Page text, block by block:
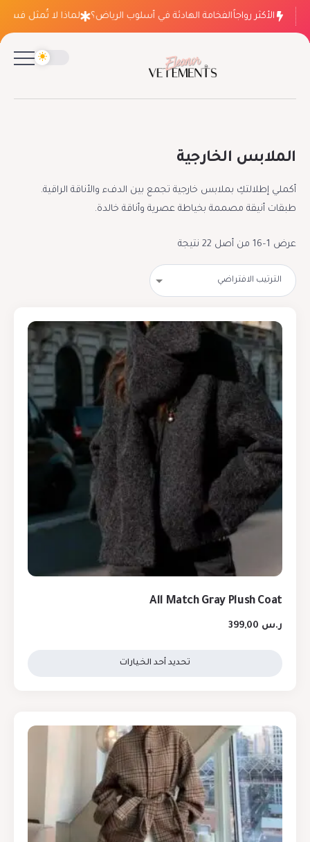
الأكثر رواجاً
لماذا ينتصر الفخامة الهادئة في أسلوب الرياض؟ لماذا لا تُمثل فساتين
الملابس الخارجية
أكملي إطلالتكِ بملابس خارجية تجمع بين الدفء والأناقة الراقية.
طبقات أنيقة مصممة بخياطة عصرية وأناقة خالدة.
عرض 1–16 من أصل 22 نتيجة
All Match Gray Plush Coat
ر.س
تحديد أحد الخيارات